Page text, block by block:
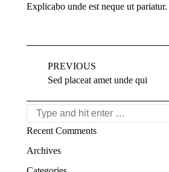
Explicabo unde est neque ut
navigation
PREVIOUS
Previous
Sed placeat amet unde qui
Search:
Recent Comments
Archives